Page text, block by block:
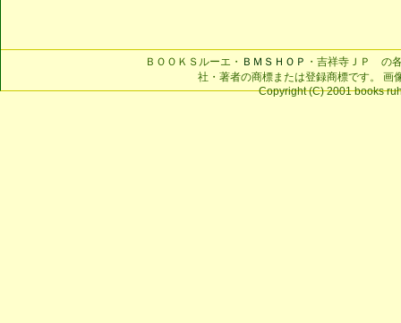
ＢＯＯＫＳルーエ・ ＢＭＳＨＯＰ ・吉祥寺ＪＰ の
社・著者の商標または登録商標です。 画
Copyright (C) 2001 books